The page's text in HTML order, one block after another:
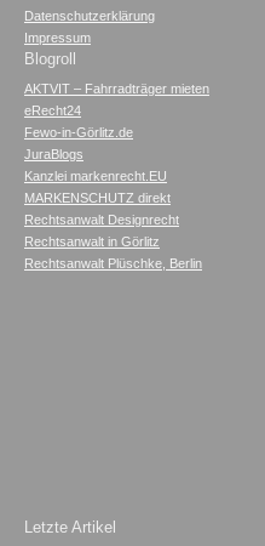
Datenschutzerklärung
Impressum
Blogroll
AKTVIT – Fahrradträger mieten
eRecht24
Fewo-in-Görlitz.de
JuraBlogs
Kanzlei markenrecht.EU
MARKENSCHUTZ direkt
Rechtsanwalt Designrecht
Rechtsanwalt in Görlitz
Rechtsanwalt Plüschke, Berlin
Letzte Artikel